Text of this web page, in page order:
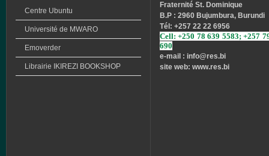
Centre Ubuntu
Université de MWARO
Emoverder
Librairie IKIREZI BOOKSHOP
Fraternité St. Dominique
B.P : 2960 Bujumbura, Burundi
Tél : +257 22 22 6956
Cell: +250 78 639 5583; +257
690
e-mail : info@res.bi
site web: www.res.bi